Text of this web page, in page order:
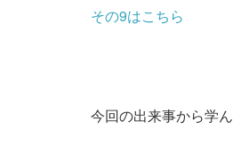
その9はこちら
今回の出来事から学